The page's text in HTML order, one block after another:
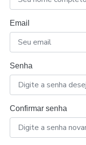
Email
Senha
Confirmar senha